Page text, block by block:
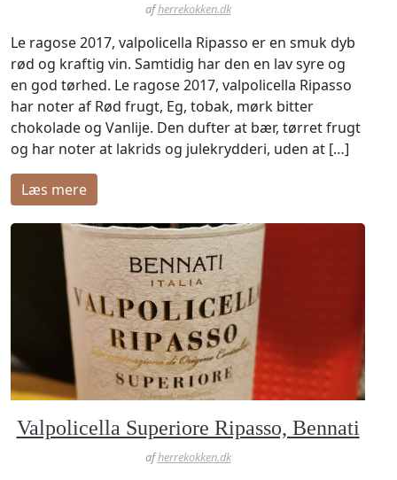
afherrekokken.dk
Le ragose 2017, valpolicella Ripasso er en smuk dyb
rød og kraftig vin. Samtidig har den en lav syre og
en god tørhed. Le ragose 2017, valpolicella Ripasso
har noter af Rød frugt, Eg, tobak, mørk bitter
chokolade og Vanlije. Den dufter at bær, tørret frugt
og har noter at lakrids og julekrydderi, uden at […]
læs mere
Valpolicella Superiore Ripasso, Bennati
afherrekokken.dk